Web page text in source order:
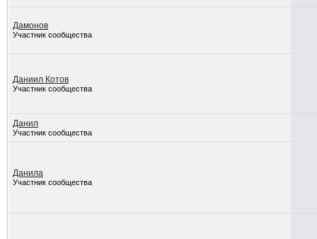
Дамонов
Участник сообщества
Даниил Котов
Участник сообщества
Данил
Участник сообщества
Данила
Участник сообщества